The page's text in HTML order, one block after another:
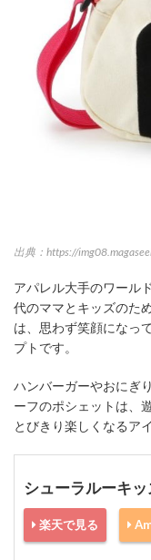
出典：https://
アパレル大手のワール
代のママとキッズのた
は、思わず笑顔になっ
プトです。
ハンバーガーやおにぎ
ーフのポシェットは、
とびきり楽しくなるア
シューラルーキ
楽天で見る